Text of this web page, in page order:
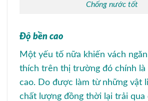
Chống nước tốt
Độ bền cao
Một yếu tố nữa khiến vách
thích trên thị trường đó chính là
cao. Do được làm từ những vật
chất lượng đồng thời lại trải qua